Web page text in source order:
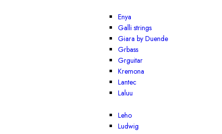
Enya
Galli strings
Giara by Duende
Grbass
Grguitar
Kremona
Lantec
Laluu
Leho
Ludwig